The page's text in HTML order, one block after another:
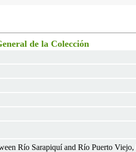
de la Colección
Río Sarapiquí and Río Puerto